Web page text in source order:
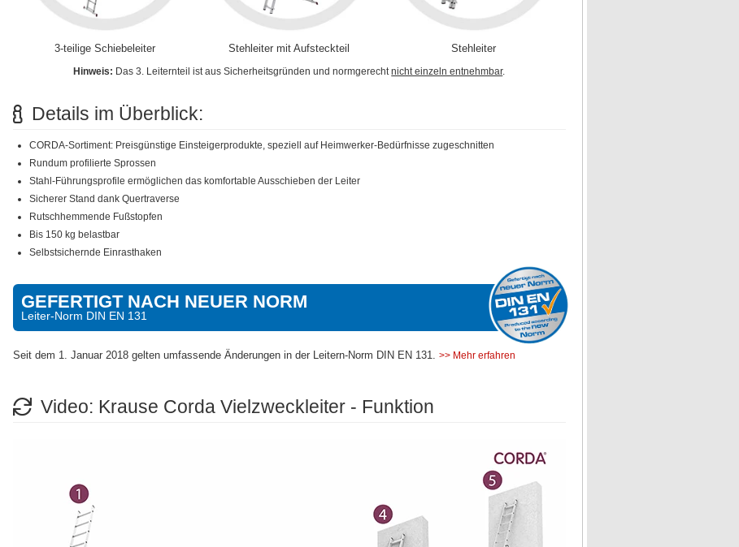
3-teilige Schiebeleiter Stehleiter mit Aufsteckteil Stehleiter
Hinweis: Das 3. Leiternteil ist aus Sicherheitsgründen und normgerechtnicht einzeln entnehmbar.
Details im Überblick:
CORDA-Sortiment: Preisgünstige Einsteigerprodukte, speziell auf Heimwerker-Bedürfnisse zugeschnitten
Rundum profilierte Sprossen
Stahl-Führungsprofile ermöglichen das komfortable Ausschieben der Leiter
Sicherer Stand dank Quertraverse
Rutschhemmende Fußstopfen
Bis 150 kg belastbar
Selbstsichernde Einrasthaken
GEFERTIGT NACH NEUER NORM
Leiter-Norm DIN EN 131
Seit dem 1. Januar 2018 gelten umfassende Änderungen in der Leitern-Norm DIN EN 131. >> Mehr erfahren
Video: Krause Corda Vielzweckleiter - Funktion